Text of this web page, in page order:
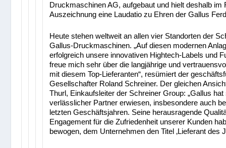
Druckmaschinen AG, aufgebaut und hielt deshalb im
Auszeichnung eine Laudatio zu Ehren der Gallus
Heute stehen weltweit an allen vier Standorten der
Gallus-Druckmaschinen. „Auf diesen modernen
erfolgreich unsere innovativen Hightech-Labels und
freue mich sehr über die langjährige und
mit diesem Top-Lieferanten“, resümiert der
Gesellschafter Roland Schreiner. Der gleichen
Thurl, Einkaufsleiter der Schreiner Group: „Gallus hat
verlässlicher Partner erwiesen, insbesondere auch
letzten Geschäftsjahren. Seine herausragende
Engagement für die Zufriedenheit unserer Kunden
bewogen, dem Unternehmen den Titel ‚Lieferant des